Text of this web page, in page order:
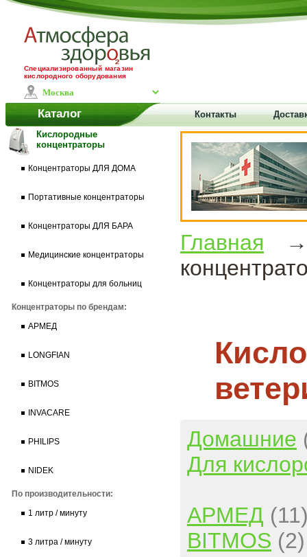
Специализированный магазин
кислородного оборудования
Каталог Контакты
Кислородные
концентраторы
Концентраторы ДЛЯ ДОМА
Портативные концентраторы
Концентраторы ДЛЯ БАРА
Медицинские концентраторы
Концентраторы для больниц
Концентраторы по брендам:
АРМЕД
LONGFIAN
BITMOS
INVACARE
PHILIPS
NIDEK
По производительности:
1 литр / минуту
3 литра / минуту
Главная
Домашние
Для
АРМЕД
BITMOS (2)